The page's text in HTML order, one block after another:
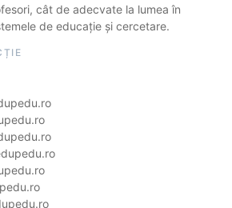
cât de adecvate la lumea în
de educație și cercetare.